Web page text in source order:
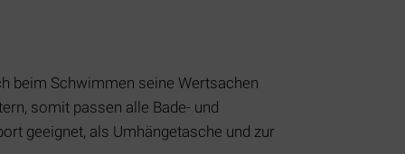
beim Schwimmen seine Wertsachen
somit passen alle Bade- und
geeignet, als Umhängetasche und zur